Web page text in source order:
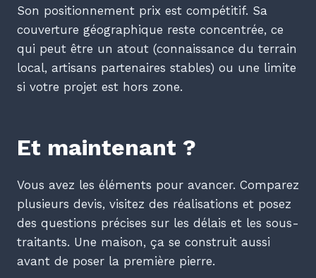
Son positionnement prix est compétitif. Sa
couverture géographique reste concentrée, ce
qui peut être un atout (connaissance du terrain
local, artisans partenaires stables) ou une limite
si votre projet est hors zone.
Et maintenant ?
Vous avez les éléments pour avancer. Comparez
plusieurs devis, visitez des réalisations et posez
des questions précises sur les délais et les sous-
traitants. Une maison, ça se construit aussi
avant de poser la première pierre.